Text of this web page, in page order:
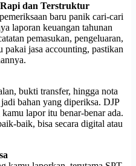
dan Terstruktur
baru panik cari-cari
laporan keuangan tahunan
pemasukan, pengeluaran,
jasa accounting, pastikan
bukti transfer, hingga nota
bahan yang diperiksa. DJP
lapor itu benar-benar ada.
baik, bisa secara digital atau